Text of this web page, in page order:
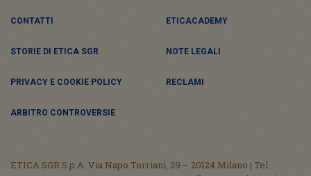
CONTATTI ETICACADEMY
STORIE DI ETICA SGR NOTE LEGALI
PRIVACY E COOKIE POLICY RECLAMI
ARBITRO CONTROVERSIE
ETICA SGR S.p.A. Via Napo Torriani, 29 – 20124 Milano | Tel.